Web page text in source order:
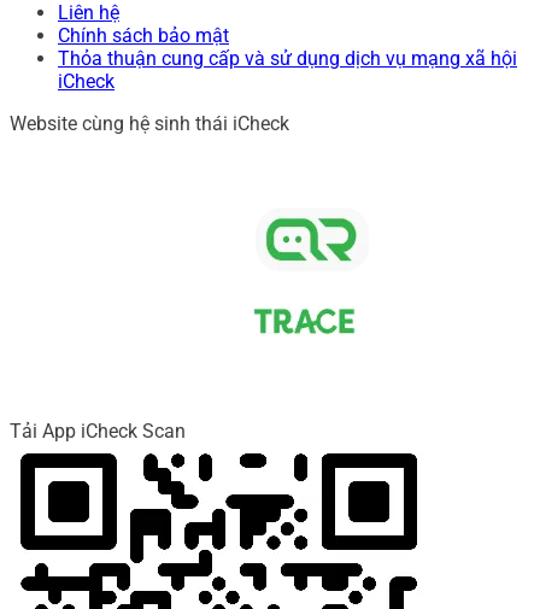
Liên hệ
Chính sách bảo mật
Thỏa thuận cung cấp và sử dụng dịch vụ mạng xã hội
iCheck
Website cùng hệ sinh thái iCheck
Tải App iCheck Scan